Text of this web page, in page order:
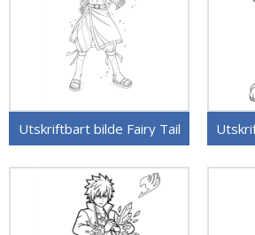
Utskriftbart bilde Fairy Tail